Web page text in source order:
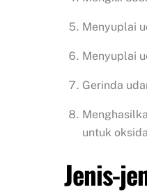
Menyuplai
Menyuplai
Gerinda
untuk
Jenis-